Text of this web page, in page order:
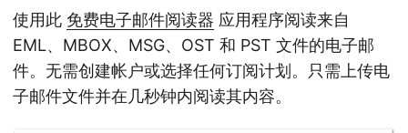
使用此 免费电子邮件阅读器 应用程序阅读来自
EML、MBOX、MSG、OST 和 PST 文件的电子邮
件。无需创建帐户或选择任何订阅计划。只需上传电
子邮件文件并在几秒钟内阅读其内容。